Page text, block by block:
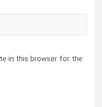
in this browser for the